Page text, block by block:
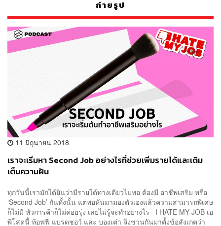
ถ่ายรูป
11 มิถุนายน 2018
เราจะเริ่มหา Second Job อย่างไรที่ช่วยเพิ่มรายได้และเติม
เต็มความฝัน
ทุกวันนี้เรามักได้ยินว่ามีรายได้ทางเดียวไม่พอ ต้องมี อาชีพเสริม หรือ
‘Second Job’ กันทั้งนั้น แต่พอหันมามองตัวเองแล้วความสามารถพิเศษ
ก็ไม่มี หัวการค้าก็ไม่ค่อยรุ่ง เลยไม่รู้จะทำอย่างไร I HATE MY JOB เอ
พิโสดนี้ ท้อฟฟี่ แบรดชอว์ และ บองเต่า จึงชวนกันมาตั้งข้อสังเกตว่า